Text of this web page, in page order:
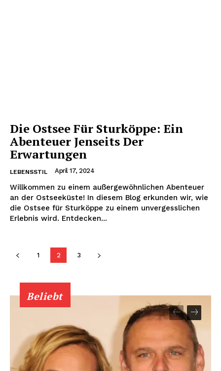
Die Ostsee Für Sturköppe: Ein
Abenteuer Jenseits Der
Erwartungen
LEBENSSTIL April 17, 2024
Willkommen zu einem außergewöhnlichen Abenteuer
an der Ostseeküste! In diesem Blog erkunden wir, wie
die Ostsee für Sturköppe zu einem unvergesslichen
Erlebnis wird. Entdecken...
1 2 3
Beliebt